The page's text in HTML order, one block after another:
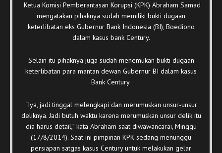
Ketua Komisi Pemberantasan Korupsi (KPK) Abraham Samad
mengatakan pihaknya sudah memiliki bukti dugaan
keterlibatan eks Gubernur Bank Indonesia (BI), Boediono
dalam kasus bank Century.
Selain itu pihaknya juga sudah menemukan bukti dugaan
keterlibatan para mantan dewan Gubernur BI dalam kasus
Bank Century.
“Iya, jadi tinggal melengkapi dan merumuskan unsur-unsur
deliknya. Jadi butuh waktu karena merumuskan unsur delik itu
dia harus detail,” kata Abraham saat diwawancarai, Minggu
(17/8/2014). Saat ini pimpinan KPK sedang menunggu
persiapan satgas kasus Century untuk melakukan gelar